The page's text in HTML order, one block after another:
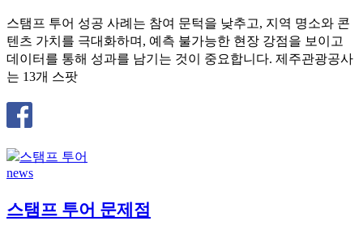
스탬프 투어 성공 사례는 참여 문턱을 낮추고, 지역 명소와 콘
텐츠 가치를 극대화하며, 예측 불가능한 현장 강점을 보이고
데이터를 통해 성과를 남기는 것이 중요합니다. 제주관광공사
는 13개 스팟
news
스탬프 투어 문제점